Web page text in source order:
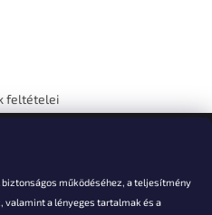
működéséhez, a teljesítmény
valamint a lényeges tartalmak és a
feltételei